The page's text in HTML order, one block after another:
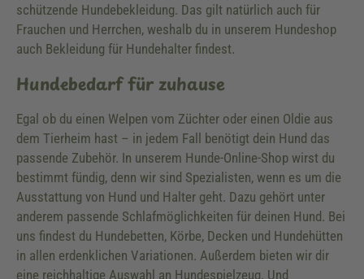
schützende Hundebekleidung. Das gilt natürlich auch für
Frauchen und Herrchen, weshalb du in unserem Hundeshop
auch Bekleidung für Hundehalter findest.
Hundebedarf für zuhause
Egal ob du einen Welpen vom Züchter oder einen Oldie aus
dem Tierheim hast – in jedem Fall benötigt dein Hund das
passende Zubehör. In unserem Hunde-Online-Shop wirst du
bestimmt fündig, denn wir sind Spezialisten, wenn es um die
Ausstattung von Hund und Halter geht. Dazu gehört unter
anderem passende Schlafmöglichkeiten für deinen Hund. Bei
uns findest du Hundebetten, Körbe, Decken und Hundehütten
in allen erdenklichen Variationen. Außerdem bieten wir dir
eine reichhaltige Auswahl an Hundespielzeug. Und